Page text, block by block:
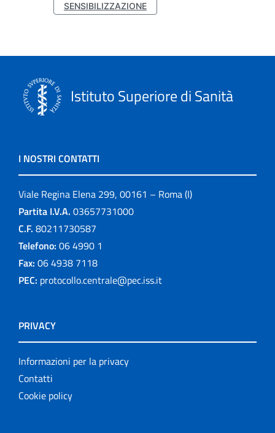
SENSIBILIZZAZIONE
Istituto Superiore di Sanità
I NOSTRI CONTATTI
Viale Regina Elena 299, 00161 – Roma (I)
Partita I.V.A. 03657731000
C.F. 80211730587
Telefono: 06 4990 1
Fax: 06 4938 7118
PEC: protocollo.centrale@pec.iss.it
PRIVACY
Informazioni per la privacy
Contatti
Cookie policy